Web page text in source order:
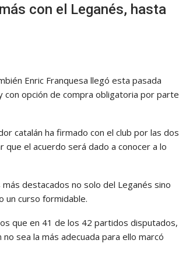
con el Leganés, hasta
Enric Franquesa llegó esta pasada
opción de compra obligatoria por parte
catalán ha firmado con el club por las dos
el acuerdo será dado a conocer a lo
destacados no solo del Leganés sino
un curso formidable.
que en 41 de los 42 partidos disputados,
sea la más adecuada para ello marcó